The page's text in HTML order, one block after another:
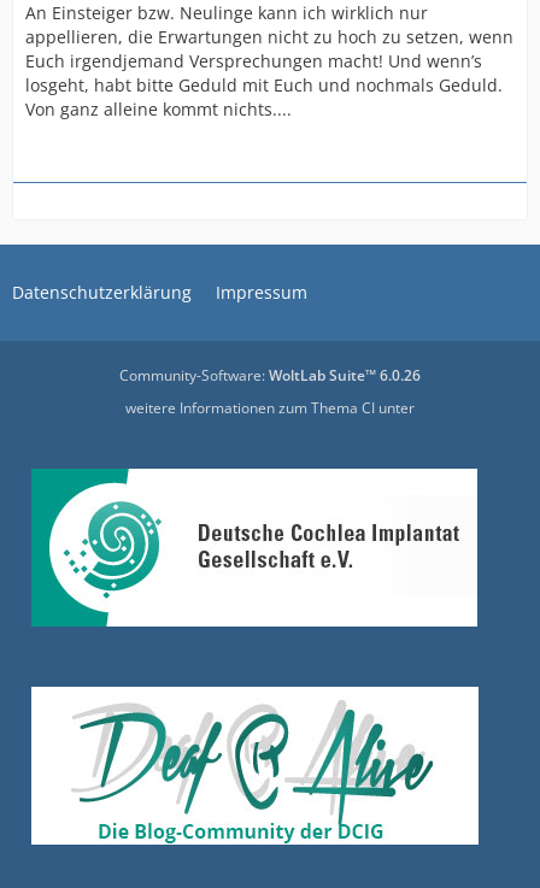
An Einsteiger bzw. Neulinge kann ich wirklich nur
appellieren, die Erwartungen nicht zu hoch zu setzen, wenn
Euch irgendjemand Versprechungen macht! Und wenn’s
losgeht, habt bitte Geduld mit Euch und nochmals Geduld.
Von ganz alleine kommt nichts....
Datenschutzerklärung Impressum
Community-Software:WoltLab Suite™ 6.0.26
weitere Informationen zum Thema CI unter